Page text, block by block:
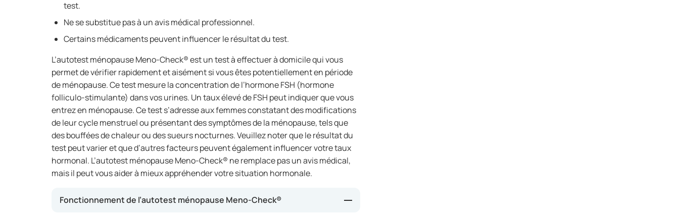
test.
Ne se substitue pas à un avis médical professionnel.
Certains médicaments peuvent influencer le résultat du test.
L’autotest ménopause Meno-Check® est un test à effectuer à domicile qui vous
permet de vérifier rapidement et aisément si vous êtes potentiellement en période
de ménopause. Ce test mesure la concentration de l’hormone FSH (hormone
folliculo-stimulante) dans vos urines. Un taux élevé de FSH peut indiquer que vous
entrez en ménopause. Ce test s’adresse aux femmes constatant des modifications
de leur cycle menstruel ou présentant des symptômes de la ménopause, tels que
des bouffées de chaleur ou des sueurs nocturnes. Veuillez noter que le résultat du
test peut varier et que d’autres facteurs peuvent également influencer votre taux
hormonal. L’autotest ménopause Meno-Check® ne remplace pas un avis médical,
mais il peut vous aider à mieux appréhender votre situation hormonale.
Fonctionnement de l’autotest ménopause Meno-Check®